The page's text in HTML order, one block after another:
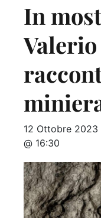
In
12 Ottobre 2023
@ 16:30